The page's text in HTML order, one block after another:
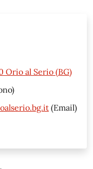
Orio al Serio (BG)
(Email)